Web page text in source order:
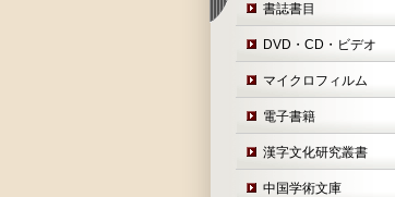
書誌書目
DVD・CD・ビデオ
マイクロフィルム
電子書籍
漢字文化研究叢書
中国学術文庫